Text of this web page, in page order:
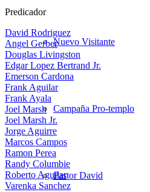
Nuevo Visitante
Campaña Pro-templo
Pastor David
Predicador
David Rodriguez
Angel Gerber
Douglas Livingston
Edgar Lopez Bertrand Jr.
Emerson Cardona
Frank Aguilar
Frank Ayala
Joel Marsh
Joel Marsh Jr.
Jorge Aguirre
Marcos Campos
Ramon Perea
Randy Columbie
Roberto Aguilar
Varenka Sanchez